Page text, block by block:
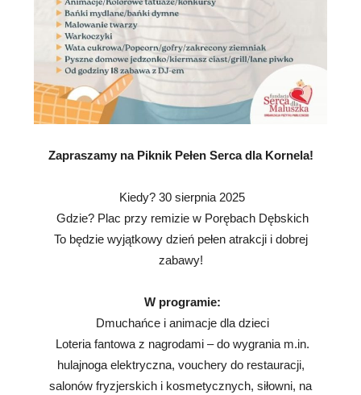
Zapraszamy na Piknik Pełen Serca dla Kornela!
Kiedy? 30 sierpnia 2025
Gdzie? Plac przy remizie w Porębach Dębskich
To będzie wyjątkowy dzień pełen atrakcji i dobrej
zabawy!
W programie:
Dmuchańce i animacje dla dzieci
Loteria fantowa z nagrodami – do wygrania m.in.
hulajnoga elektryczna, vouchery do restauracji,
salonów fryzjerskich i kosmetycznych, siłowni, na